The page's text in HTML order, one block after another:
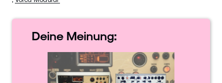
Deine Meinung: